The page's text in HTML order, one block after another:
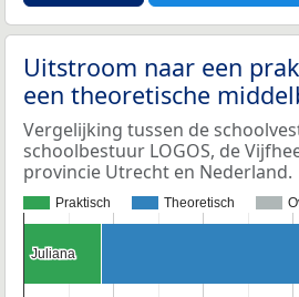
Uitstroom naar een
een theoretische
Vergelijking tussen de
schoolbestuur LOGOS, de
provincie Utrecht en Nederland.
Praktisch Theoretisch
Juliana
Juliana